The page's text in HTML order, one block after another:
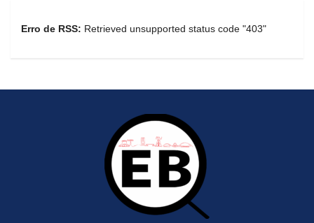
Erro de RSS: Retrieved unsupported status code "403"